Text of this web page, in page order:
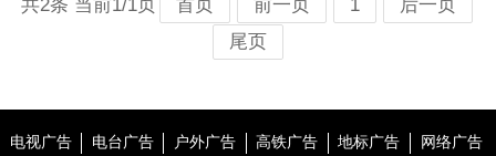
共2条 当前1/1页 首页 前一页 1
后一页
尾页
电视广告 电台广告 户外广告 高铁广告 地标广告
网络广告